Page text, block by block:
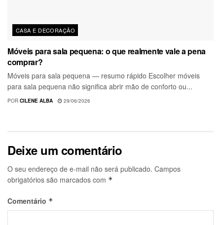
CASA E DECORAÇÃO
Móveis para sala pequena: o que realmente vale a pena
comprar?
Móveis para sala pequena — resumo rápido Escolher móveis
para sala pequena não significa abrir mão de conforto ou...
POR CILENE ALBA 29/06/2026
Deixe um comentário
O seu endereço de e-mail não será publicado. Campos
obrigatórios são marcados com *
Comentário *